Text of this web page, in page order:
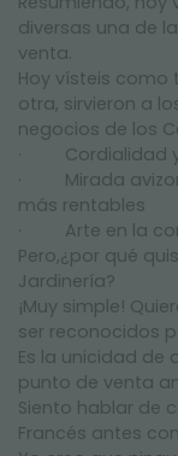
diversas una de
venta.
Hoy vísteis como
otra, sirvieron a
negocios de los
· Cordialidad y
· Mirada
más rentables
· Arte en la
Pero,¿por qué
Jardinería?
¡Muy simple!
ser reconocidos
Es la unicidad de
punto de venta
Siento hablar de
Francés antes